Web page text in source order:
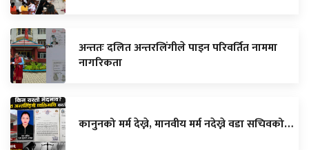
अन्ततः दलित अन्तरलिंगीले पाइन परिवर्तित नाममा
नागरिकता
कानुनको मर्म देख्ने, मानवीय मर्म नदेख्ने वडा सचिवको…